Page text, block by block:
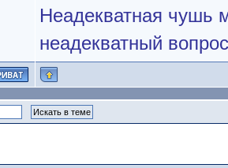
Неадекватная чушь
неадекватный